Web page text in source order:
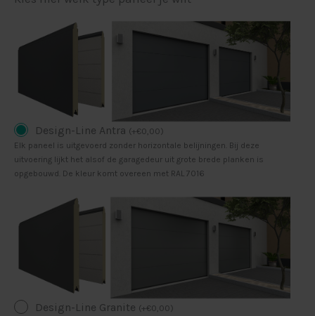
Design-Line Antra (+€ 0,00 )
Elk paneel is uitgevoerd zonder horizontale belijningen. Bij deze
uitvoering lijkt het alsof de garagedeur uit grote brede planken is
opgebouwd. De kleur komt overeen met RAL 7016
Design-Line Granite (+€ 0,00 )